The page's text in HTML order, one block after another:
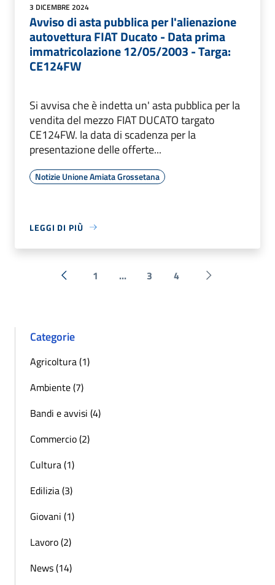
3 DICEMBRE 2024
Avviso di asta pubblica per l'alienazione
autovettura FIAT Ducato - Data prima
immatricolazione 12/05/2003 - Targa:
CE124FW
Si avvisa che è indetta un' asta pubblica per la
vendita del mezzo FIAT DUCATO targato
CE124FW. la data di scadenza per la
presentazione delle offerte...
Notizie Unione Amiata Grossetana
LEGGI DI PIÙ
« Precedente
1 ... 3 4 Successiva »
Categorie
Agricoltura (1)
Ambiente (7)
Bandi e avvisi (4)
Commercio (2)
Cultura (1)
Edilizia (3)
Giovani (1)
Lavoro (2)
News (14)